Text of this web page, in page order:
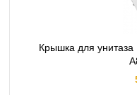
Крышка для